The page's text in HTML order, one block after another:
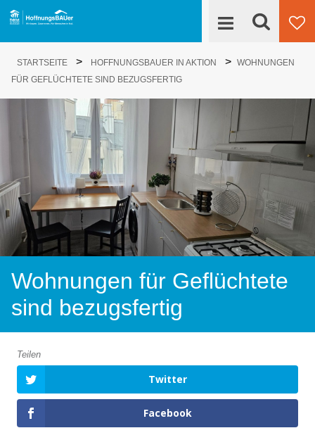
Engagieren
HoffnungsBAUer
Projekte
News
Kontakt
STARTSEITE > HOFFNUNGSBAUER IN AKTION > WOHNUNGEN
FÜR GEFLÜCHTETE SIND BEZUGSFERTIG
Wohnungen für Geflüchtete
sind bezugsfertig
Teilen
Twitter
Facebook